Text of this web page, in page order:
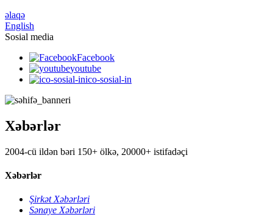
əlaqə
English
Sosial media
Facebook
youtube
ico-sosial-in
Xəbərlər
2004-cü ildən bəri 150+ ölkə, 20000+ istifadəçi
Xəbərlər
Şirkət Xəbərləri
Sənaye Xəbərləri